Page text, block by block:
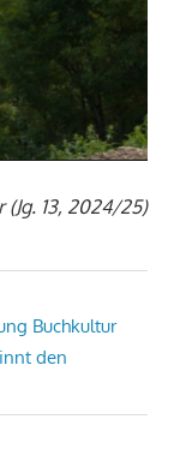
13, 2024/25)
Buchkultur
den